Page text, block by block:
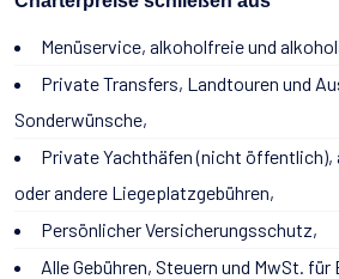
Menüservice, alkoholfreie und
Private Transfers, Landtouren und
Sonderwünsche,
Private Yachthäfen (nicht öffentlich),
oder andere Liegeplatzgebühren,
Persönlicher Versicherungsschutz,
Alle Gebühren, Steuern und MwSt.